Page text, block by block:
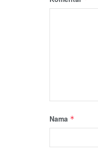
Nama *